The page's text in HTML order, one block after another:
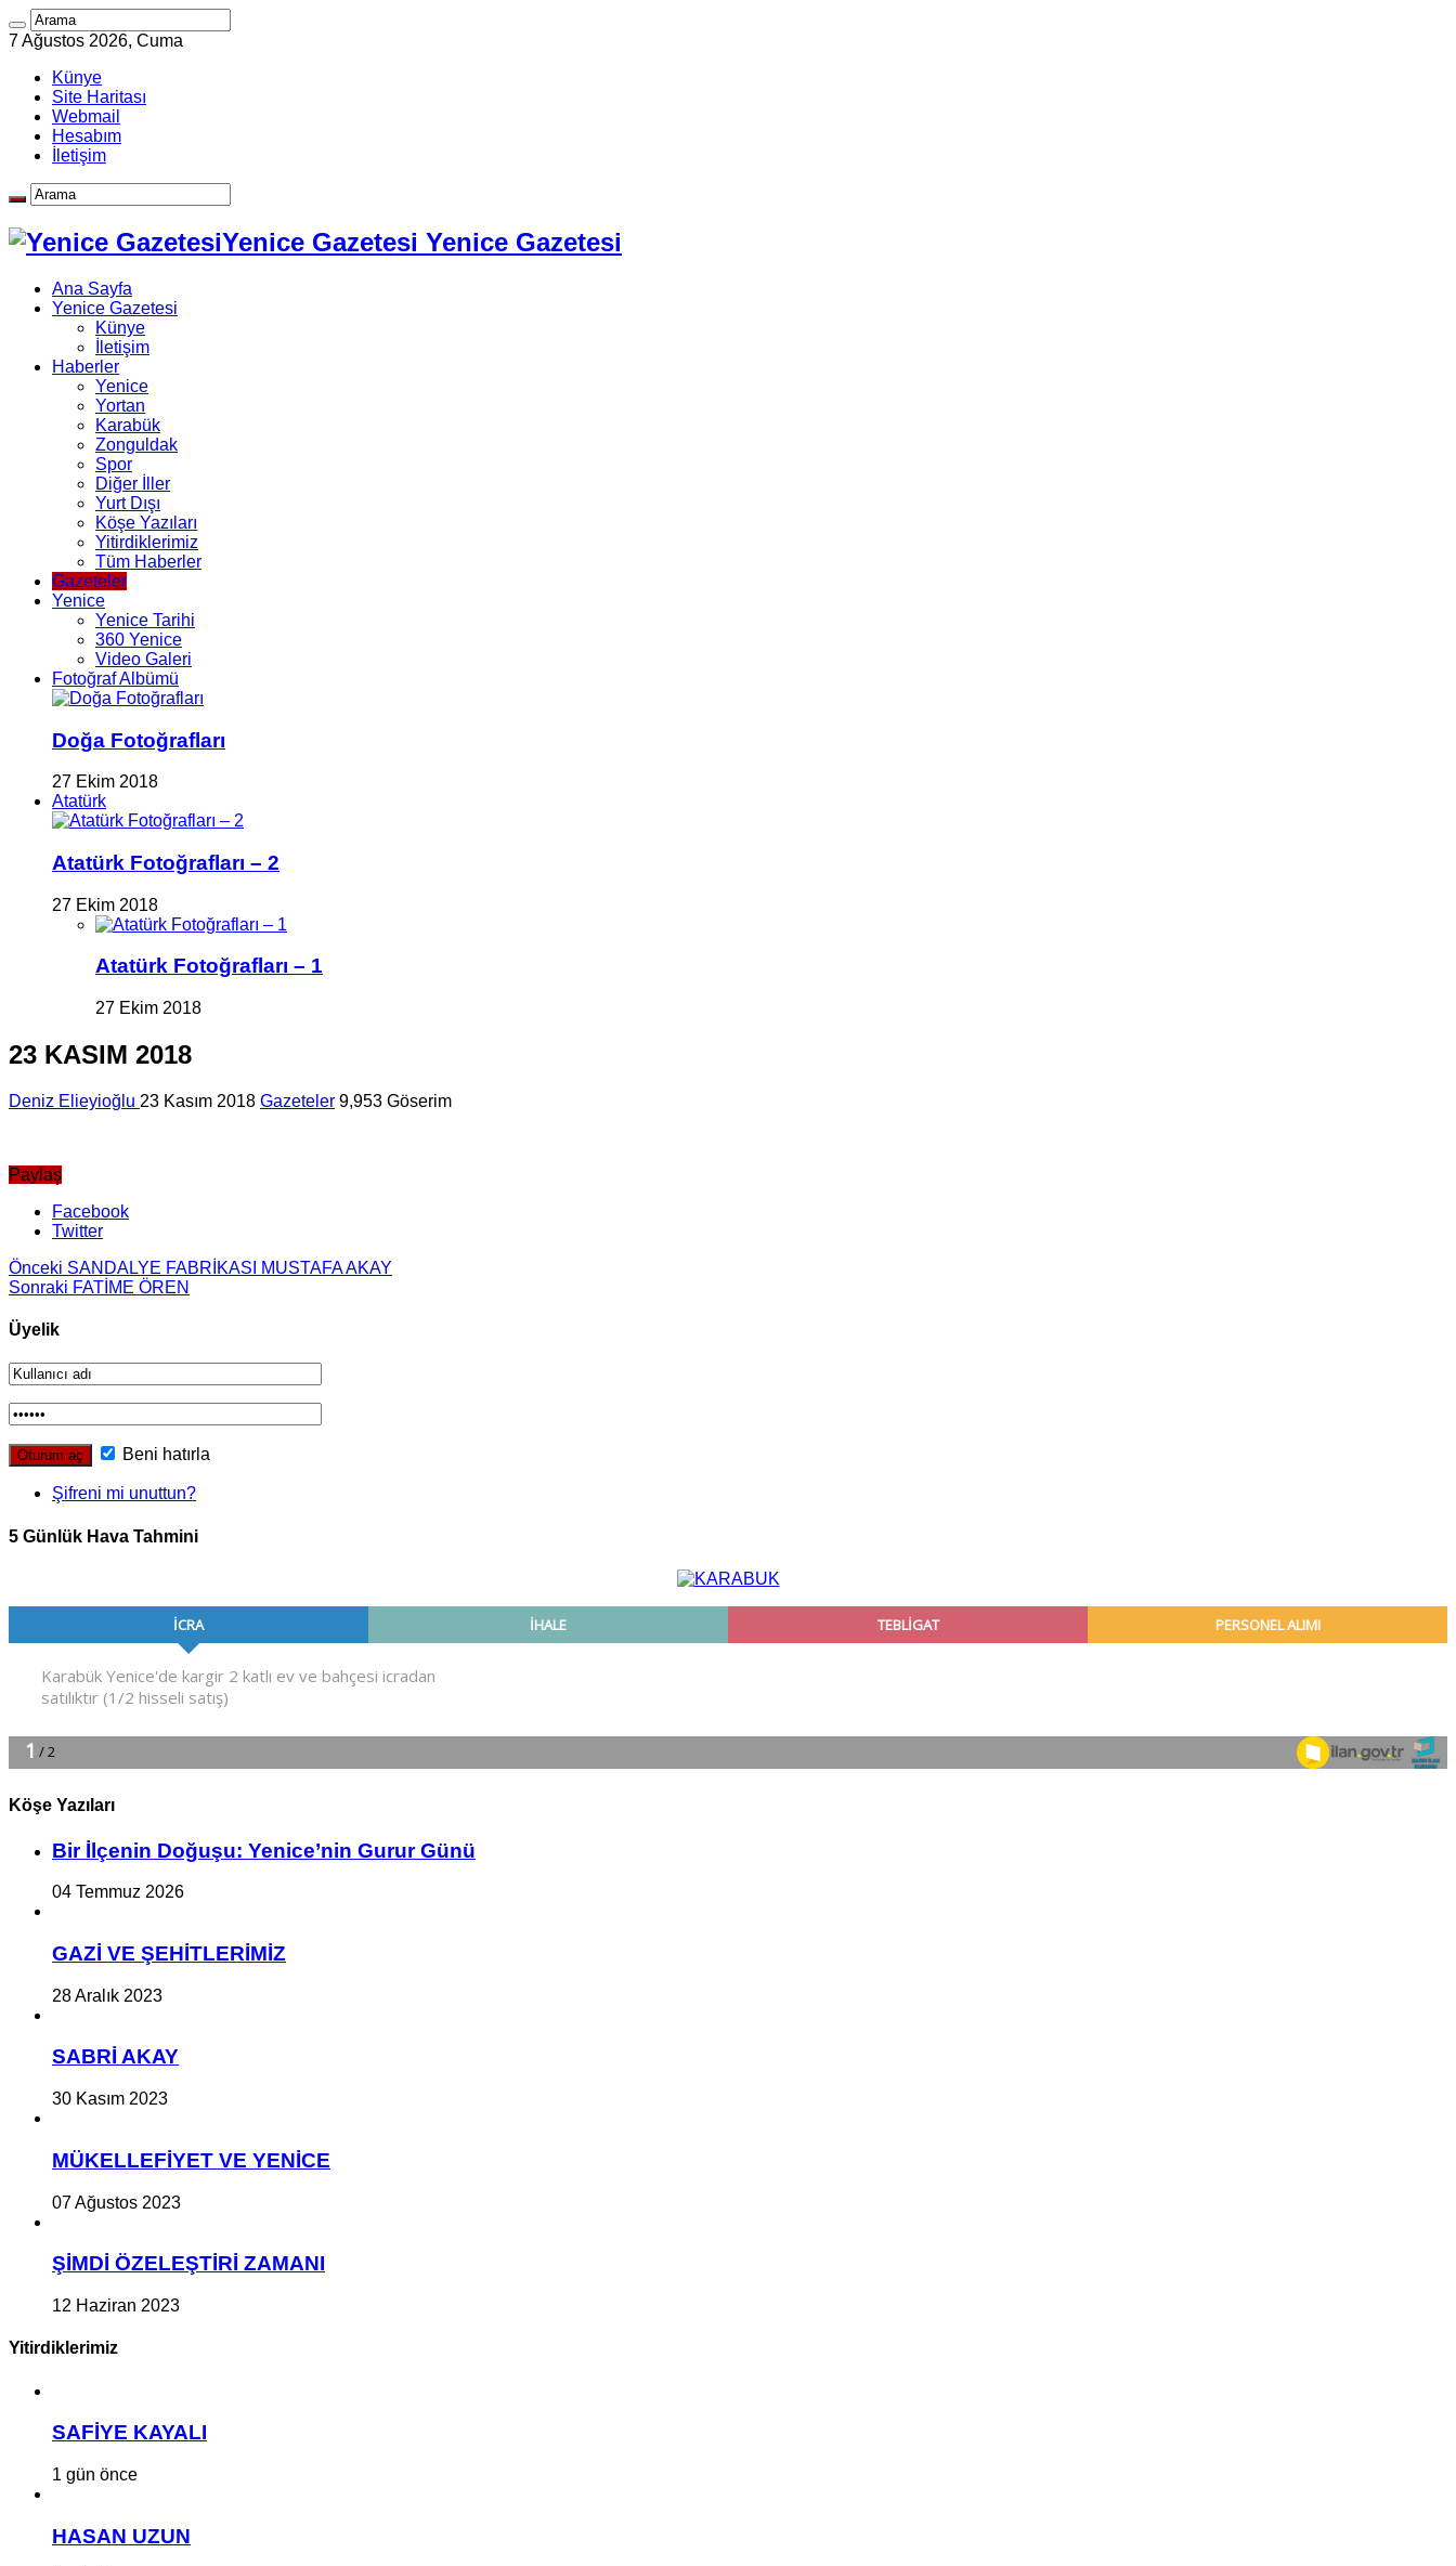
7 Ağustos 2026, Cuma
Künye
Site Haritası
Webmail
Hesabım
İletişim
Yenice Gazetesi Yenice Gazetesi
Ana Sayfa
Yenice Gazetesi
Künye
İletişim
Haberler
Yenice
Yortan
Karabük
Zonguldak
Spor
Diğer İller
Yurt Dışı
Köşe Yazıları
Yitirdiklerimiz
Tüm Haberler
Gazeteler
Yenice
Yenice Tarihi
360 Yenice
Video Galeri
Fotoğraf Albümü
Doğa Fotoğrafları
27 Ekim 2018
Atatürk
Atatürk Fotoğrafları – 2
27 Ekim 2018
Atatürk Fotoğrafları – 1
27 Ekim 2018
23 KASIM 2018
Deniz Elieyioğlu 23 Kasım 2018 Gazeteler 9,953 Göserim
Paylaş
Facebook
Twitter
Önceki SANDALYE FABRİKASI MUSTAFA AKAY
Sonraki FATİME ÖREN
Üyelik
Beni hatırla
Şifreni mi unuttun?
5 Günlük Hava Tahmini
Köşe Yazıları
Bir İlçe­nin Do­ğu­şu: Ye­ni­ce’nin Gurur Günü
04 Temmuz 2026
GAZİ VE ŞEHİTLERİMİZ
28 Aralık 2023
SABRİ AKAY
30 Kasım 2023
MÜKELLEFİYET VE YENİCE
07 Ağustos 2023
ŞİMDİ ÖZELEŞTİRİ ZAMANI
12 Haziran 2023
Yitirdiklerimiz
SAFİYE KAYALI
1 gün önce
HASAN UZUN